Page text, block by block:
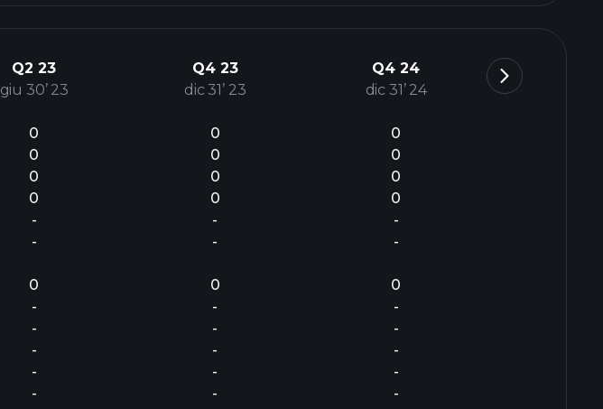
Q2 23
giu 30’ 23
0
0
0
0
-
-
0
-
-
-
-
-
Q4 23
dic 31’ 23
0
0
0
0
-
-
0
-
-
-
-
-
Q4 24
dic 31’ 24
0
0
0
0
-
-
0
-
-
-
-
-